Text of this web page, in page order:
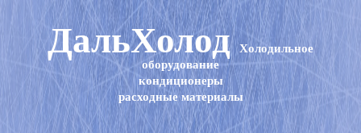
ДальХолодХолодильное
оборудование
кондиционеры
расходные материалы